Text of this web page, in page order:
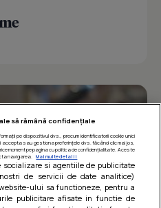
să rămână confidențiale
pe dispozitivul dvs., precum identificatorii cookie unici
sau gestiona preferințele dvs. făcând clic mai jos,
moment pe pagina cu politica de confidențialitate. Aceste
navigarea.
Mai multe detalii
si agentiile de publicitate
de servicii de date analitice)
ului sa functioneze, pentru a
publicitare afisate in functie de